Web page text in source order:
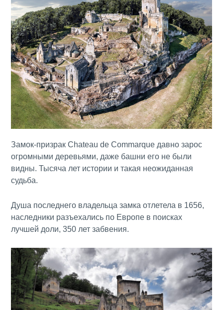
Замок-призрак Chateau de Commarque давно зарос
огромными деревьями, даже башни его не были
видны. Тысяча лет истории и такая неожиданная
судьба.
Душа последнего владельца замка отлетела в 1656,
наследники разъехались по Европе в поисках
лучшей доли, 350 лет забвения.